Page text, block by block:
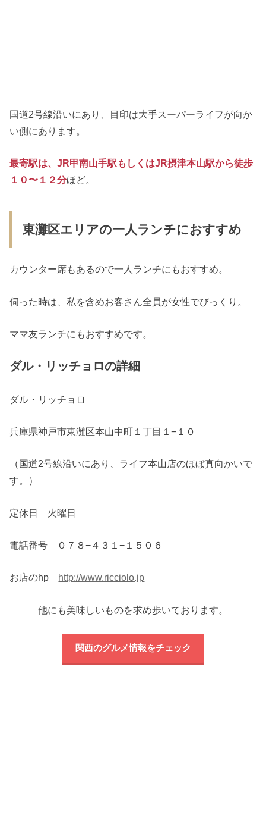
国道2号線沿いにあり、目印は大手スーパーライフが向か
い側にあります。
最寄駅は、JR甲南山手駅もしくはJR摂津本山駅から徒歩
１０〜１２分ほど。
東灘区エリアの一人ランチにおすすめ
カウンター席もあるので一人ランチにもおすすめ。
伺った時は、私を含めお客さん全員が女性でびっくり。
ママ友ランチにもおすすめです。
ダル・リッチョロの詳細
ダル・リッチョロ
兵庫県神戸市東灘区本山中町１丁目１−１０
（国道2号線沿いにあり、ライフ本山店のほぼ真向かいで
す。）
定休日 火曜日
電話番号 ０７８−４３１−１５０６
お店のhp http://www.ricciolo.jp
他にも美味しいものを求め歩いております。
関西のグルメ情報をチェック